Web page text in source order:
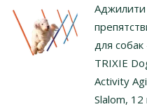
Аджилити
для собак
TRIXIE
Activity
Slalom,